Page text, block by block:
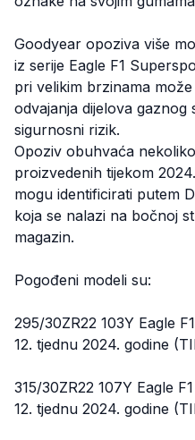
Goodyear opoziva više
iz serije Eagle F1
pri velikim brzinama
odvajanja dijelova
sigurnosni rizik.
Opoziv obuhvaća
proizvedenih tijekom
mogu identificirati putem
koja se nalazi na bočnoj
magazin.
Pogođeni modeli su:
295/30ZR22 103Y Eagle
12. tjednu 2024. godine
315/30ZR22 107Y Eagle
12. tjednu 2024. godine